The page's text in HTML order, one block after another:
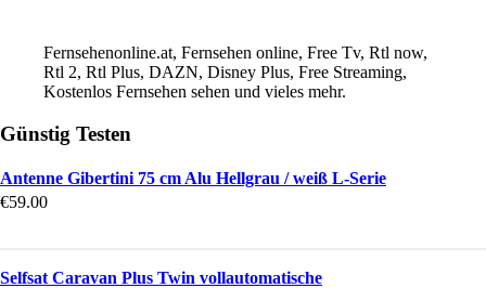
Fernsehenonline.at, Fernsehen online, Free Tv, Rtl now,
Rtl 2, Rtl Plus, DAZN, Disney Plus, Free Streaming,
Kostenlos Fernsehen sehen und vieles mehr.
Günstig Testen
Antenne Gibertini 75 cm Alu Hellgrau / weiß L-Serie
€59.00
Selfsat Caravan Plus Twin vollautomatische